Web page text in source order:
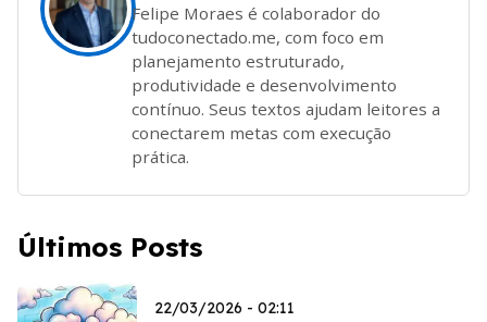
Felipe Moraes é colaborador do
tudoconectado.me, com foco em
planejamento estruturado,
produtividade e desenvolvimento
contínuo. Seus textos ajudam leitores a
conectarem metas com execução
prática.
Últimos Posts
22/03/2026 - 02:11